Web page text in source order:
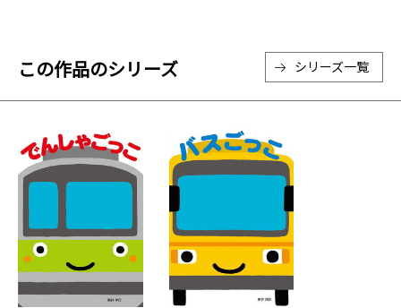
この作品のシリーズ シリーズ一覧